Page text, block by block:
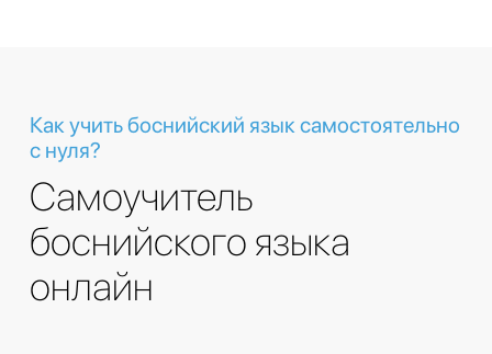
Как учить боснийский язык самостоятельно
с нуля?
Самоучитель
боснийского языка
онлайн